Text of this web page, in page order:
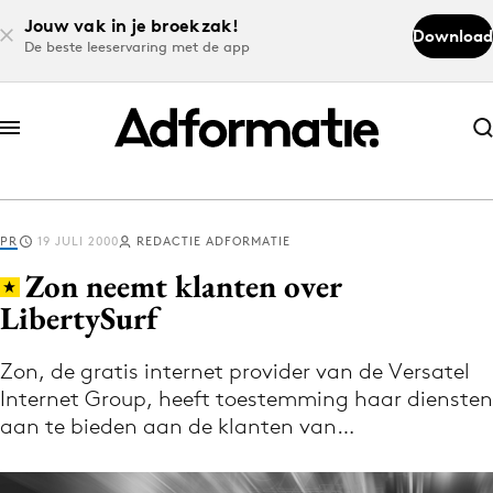
Jouw vak in je broekzak!
De beste leeservaring met de app
Download
Abonneer nu
Abonneer nu
Log in
Volg het laatste nieuws via de Adformatie
Nieuws app
PR 19 JULI 2000 REDACTIE ADFORMATIE
Zon neemt klanten over
LibertySurf
Zon, de gratis internet provider van de Versatel
Internet Group, heeft toestemming haar diensten
aan te bieden aan de klanten van…